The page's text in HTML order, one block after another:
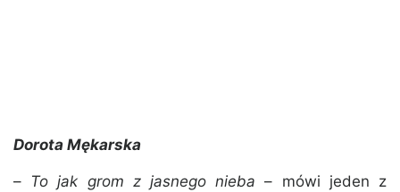
Dorota Mękarska
– To jak grom z jasnego nieba – mówi jeden z